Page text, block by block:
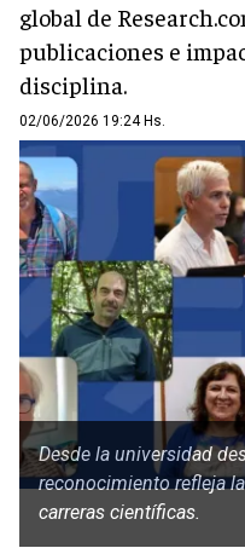
global de
publicaciones e
disciplina.
02/06/2026 19:24 Hs.
Desde la universidad
reconocimiento refleja
carreras científicas.